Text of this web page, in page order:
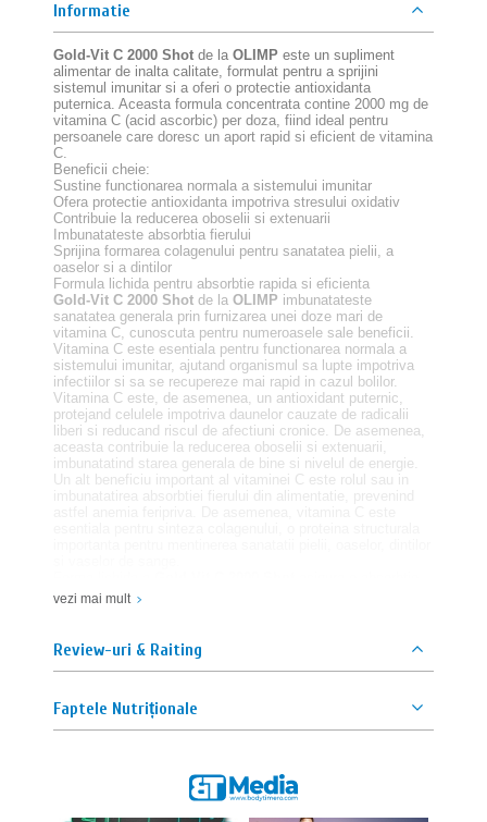
Informatie
Gold-Vit C 2000 Shot de laOLIMP este un supliment
alimentar de inalta calitate, formulat pentru a sprijini
sistemul imunitar si a oferi o protectie antioxidanta
puternica. Aceasta formula concentrata contine 2000 mg de
vitamina C (acid ascorbic) per doza, fiind ideal pentru
persoanele care doresc un aport rapid si eficient de vitamina
C.
Beneficii cheie:
Sustine functionarea normala a sistemului imunitar
Ofera protectie antioxidanta impotriva stresului oxidativ
Contribuie la reducerea oboselii si extenuarii
Imbunatateste absorbtia fierului
Sprijina formarea colagenului pentru sanatatea pielii, a
oaselor si a dintilor
Formula lichida pentru absorbtie rapida si eficienta
Gold-Vit C 2000 Shot de laOLIMP imbunatateste
sanatatea generala prin furnizarea unei doze mari de
vitamina C, cunoscuta pentru numeroasele sale beneficii.
Vitamina C este esentiala pentru functionarea normala a
sistemului imunitar, ajutand organismul sa lupte impotriva
infectiilor si sa se recupereze mai rapid in cazul bolilor.
Vitamina C este, de asemenea, un antioxidant puternic,
protejand celulele impotriva daunelor cauzate de radicalii
liberi si reducand riscul de afectiuni cronice. De asemenea,
aceasta contribuie la reducerea oboselii si extenuarii,
imbunatatind starea generala de bine si nivelul de energie.
Un alt beneficiu important al vitaminei C este rolul sau in
rapida si eficienta a vitaminei C, oferind un suport imediat
Pentru persoanele care doresc sa isi sprijine sistemul
imunitar, sa beneficieze de protectie antioxidanta si sa
imbunatateasca sanatatea generala,Gold-Vit C 2000 Shot
suportul necesar pentru a mentine un stil de viata activ si
vezi mai mult
Review-uri & Raiting
Faptele Nutriționale